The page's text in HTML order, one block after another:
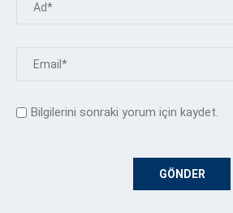
Bilgilerini sonraki yorum için kaydet.